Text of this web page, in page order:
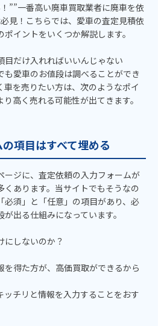
””一番高い廃車買取業者に廃車を依
見！こちらでは、愛車の査定見積依
イントをいくつか解説します。
目だけ入れればいいんじゃない
も愛車のお値段は調べることができ
車を売りたい方は、次のようなポイ
高く売れる可能性が出てきます。
項目はすべて埋める
ージに、査定依頼の入力フォームが
くあります。当サイトでもそうなの
必須」と「任意」の項目があり、必
出る仕組みになっています。
にしないのか？
を得た方が、高価買取ができるから
ッチリと情報を入力することをおす